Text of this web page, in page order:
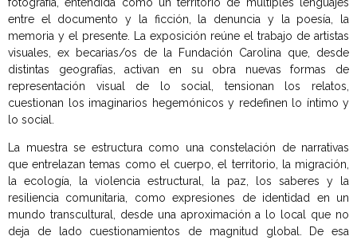
entre el documento y la ficción, la denuncia y la poesía, la
memoria y el presente. La exposición reúne el trabajo de artistas
visuales, ex becarias/os de la Fundación Carolina que, desde
distintas geografías, activan en su obra nuevas formas de
representación visual de lo social, tensionan los relatos,
cuestionan los imaginarios hegemónicos y redefinen lo íntimo y
lo social.
La muestra se estructura como una constelación de narrativas
que entrelazan temas como el cuerpo, el territorio, la migración,
la ecología, la violencia estructural, la paz, los saberes y la
resiliencia comunitaria, como expresiones de identidad en un
mundo transcultural, desde una aproximación a lo local que no
deja de lado cuestionamientos de magnitud global. De esa